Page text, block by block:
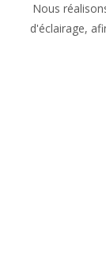
Nous
d'éclairage,